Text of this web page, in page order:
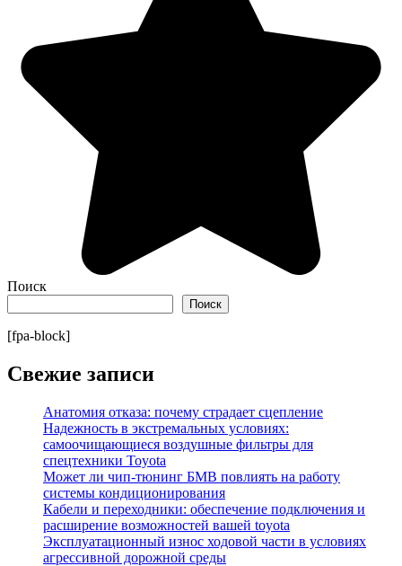
Поиск
Поиск
[fpa-block]
Свежие записи
Анатомия отказа: почему страдает сцепление
Надежность в экстремальных условиях:
самоочищающиеся воздушные фильтры для
спецтехники Toyota
Может ли чип-тюнинг БМВ повлиять на работу
системы кондиционирования
Кабели и переходники: обеспечение подключения и
расширение возможностей вашей toyota
Эксплуатационный износ ходовой части в условиях
агрессивной дорожной среды